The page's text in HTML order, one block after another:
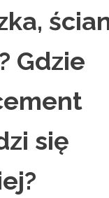
Gdzie
się